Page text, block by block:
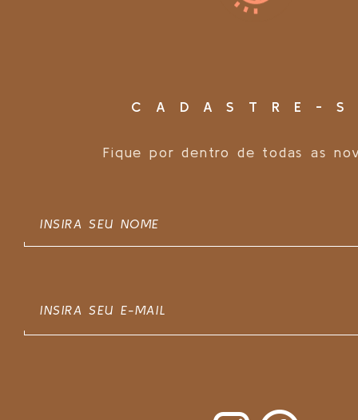
CADASTRE-
Fique por dentro de todas as